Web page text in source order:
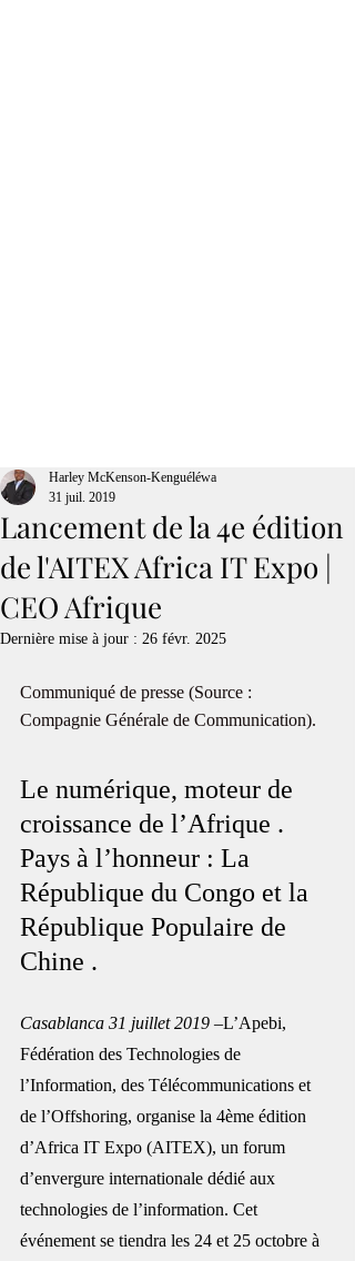
Lancement de la 4e édition
de l'AITEX Africa IT Expo |
CEO Afrique
Harley McKenson-Kenguéléwa
31 juil. 2019
Dernière mise à jour : 26 févr. 2025
Communiqué de presse (Source :
Compagnie Générale de Communication).
Le numérique, moteur de
croissance de l’Afrique .
Pays à l’honneur : La
République du Congo et la
République Populaire de
Chine .
Casablanca 31 juillet 2019 –L’Apebi,
Fédération des Technologies de
l’Information, des Télécommunications et
de l’Offshoring, organise la 4ème édition
d’Africa IT Expo (AITEX), un forum
d’envergure internationale dédié aux
technologies de l’information. Cet
événement se tiendra les 24 et 25 octobre à